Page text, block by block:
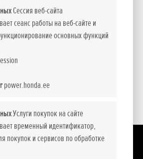
Сессия веб-сайта
сеанс работы на веб-сайте и
основных функций
power.honda.ee
Услуги покупок на сайте
временный идентификатор,
покупок и сервисов по обработке
цены.
комплектация и пакет дополнительного
характер. NCG Import Baltics OÜ оставляет
и набор оборудования или прекратить продажу
уведомления.